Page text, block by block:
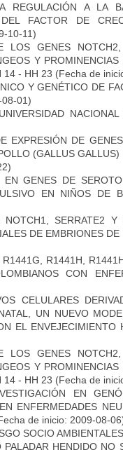
REGULACIÓN A LA
DEL FACTOR DE
10-11)
LOS GENES
Y
14 - HH 23 (Fecha de
Y GENÉTICO DE
01)
EXPRESIÓN DE
(GALLUS
GENES DE
EN NIÑOS DE
NOTCH1, SERRATE2
DE EMBRIONES
R1441H,
CON
CELULARES
UN NUEVO
EL ENVEJECIMIENTO
LOS GENES
Y
14 - HH 23 (Fecha de
EN
ENFERMEDADES
de inicio: 2009-08-
SOCIO
HENDIDO NO